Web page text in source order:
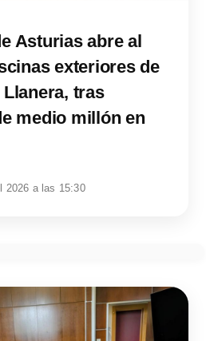
Asturias abre al
exteriores de
tras
medio millón en
2026 a las 15:30